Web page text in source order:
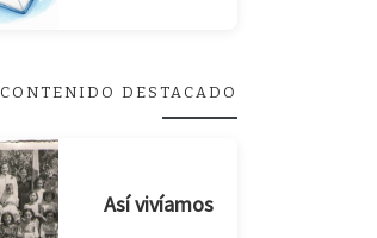
CONTENIDO DESTACADO
Así vivíamos